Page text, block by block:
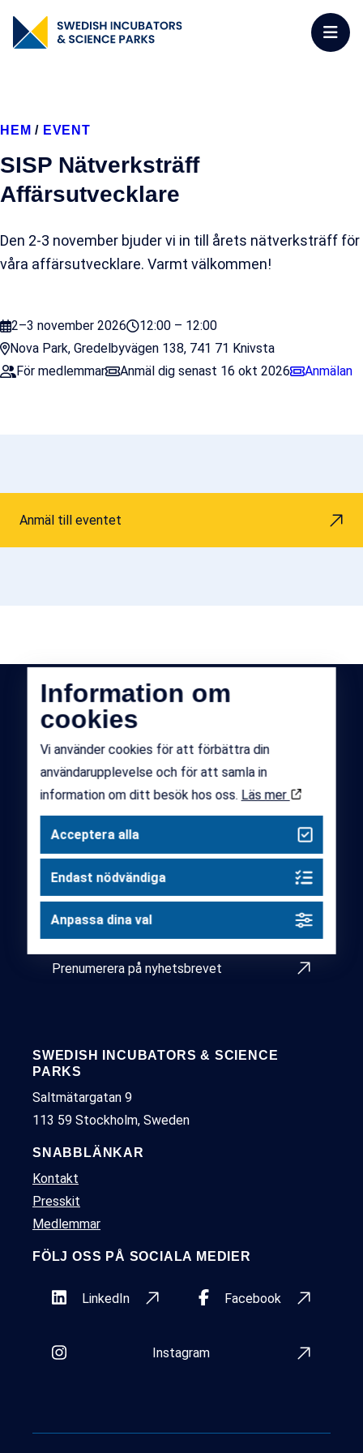
HEM / EVENT
SISP Nätverksträff
Affärsutvecklare
Den 2-3 november bjuder vi in till årets nätverksträff för
våra affärsutvecklare. Varmt välkommen!
2–3 november 2026
12:00 – 12:00
Nova Park, Gredelbyvägen 138, 741 71 Knivsta
För medlemmar
Anmäl dig senast 16 okt 2026 Anmälan
Anmäl till eventet
innovationsekosystem – samverkansprojekt,
aktuella utlysningar, policy och påverkan. Klicka in
nedan för att komma igång.
Prenumerera på nyhetsbrevet
SWEDISH INCUBATORS & SCIENCE
PARKS
Saltmätargatan 9
113 59 Stockholm, Sweden
SNABBLÄNKAR
Kontakt
Presskit
Medlemmar
FÖLJ OSS PÅ SOCIALA MEDIER
LinkedIn Facebook
Instagram
Information om
cookies
Vi använder cookies för att förbättra din
användarupplevelse och för att samla in
information om ditt besök hos oss. Läs mer
Acceptera alla
Endast nödvändiga
Anpassa dina val